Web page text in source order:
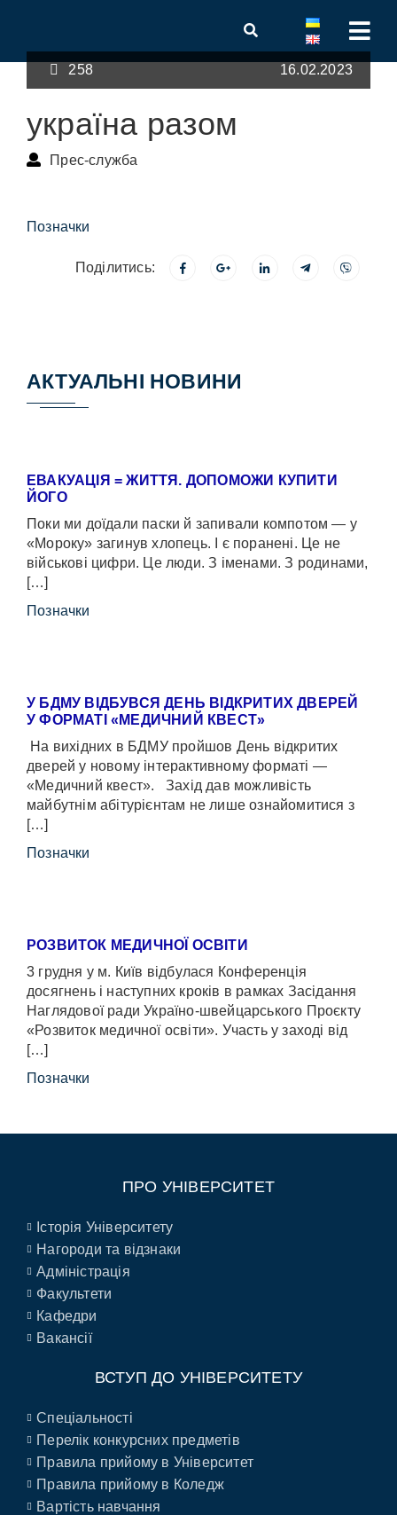
258 16.02.2023
україна разом
Прес-служба
Позначки
Поділитись:
АКТУАЛЬНІ НОВИНИ
ЕВАКУАЦІЯ = ЖИТТЯ. ДОПОМОЖИ КУПИТИ
ЙОГО
Поки ми доїдали паски й запивали компотом — у
«Мороку» загинув хлопець. І є поранені. Це не
військові цифри. Це люди. З іменами. З родинами,
[…]
Позначки
У БДМУ ВІДБУВСЯ ДЕНЬ ВІДКРИТИХ ДВЕРЕЙ
У ФОРМАТІ «МЕДИЧНИЙ КВЕСТ»
На вихідних в БДМУ пройшов День відкритих
дверей у новому інтерактивному форматі —
«Медичний квест». Захід дав можливість
майбутнім абітурієнтам не лише ознайомитися з
[…]
Позначки
РОЗВИТОК МЕДИЧНОЇ ОСВІТИ
3 грудня у м. Київ відбулася Конференція
досягнень і наступних кроків в рамках Засідання
Наглядової ради Україно-швейцарського Проєкту
«Розвиток медичної освіти». Участь у заході від
[…]
Позначки
ПРО УНІВЕРСИТЕТ
Історія Університету
Нагороди та відзнаки
Адміністрація
Факультети
Кафедри
Вакансії
ВСТУП ДО УНІВЕРСИТЕТУ
Спеціальності
Перелік конкурсних предметів
Правила прийому в Університет
Правила прийому в Коледж
Вартість навчання